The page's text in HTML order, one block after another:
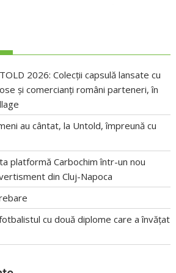
2026: Colecții capsulă lansate cu
și comercianți români parteneri, în
au cântat, la Untold, împreună cu
platformă Carbochim într-un nou
din Cluj-Napoca
cu două diplome care a învățat